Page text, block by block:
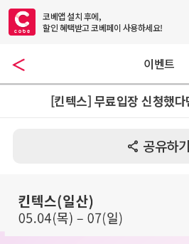
코베앱 설치 후에,
할인 혜택받고 코베페이 사용하세요!
이벤트
[킨텍스] 무료입장 신청했
 공유하기